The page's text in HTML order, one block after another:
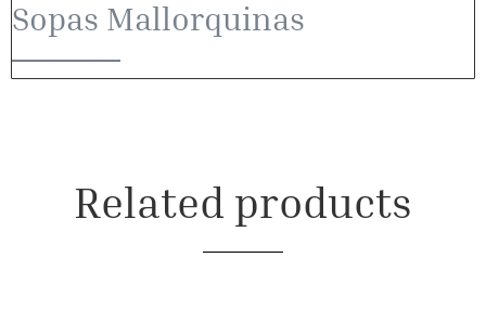
Sopas Mallorquinas
Related products